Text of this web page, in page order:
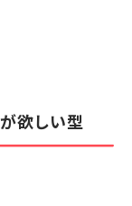
欲しい型